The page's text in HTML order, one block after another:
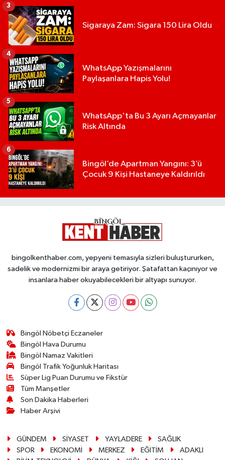
Sigaraya Zam: Sigara 150 Lira Oldu
3
WhatsApp Yazışmalarını
Paylaşanlara Hapis Yolu!
4
WhatsApp'ta Bu 3 Ayarı Açmayanlar
Risk Altında
5
Bingöl’de Apartman Yangını: 3’ü
Çocuk 9 Kişi Hastaneye Kaldırıldı
6
bingolkenthaber.com, yepyeni temasıyla sizleri buluştururken,
sadelik ve modernizmi bir araya getiriyor. Şatafattan kaçınıyor ve
insanlara haber okuyabilecekleri bir altyapı sunuyor.
Bingöl Nöbetçi Eczaneler
Bingöl Hava Durumu
Bingöl Namaz Vakitleri
Bingöl Trafik Yoğunluk Haritası
Süper Lig Puan Durumu ve Fikstür
Tüm Manşetler
Son Dakika Haberleri
Haber Arşivi
GÜNDEM SİYASET YAYLADERE
SAĞLIK
SPOR
EKONOMİ MERKEZ EĞİTİM
ADAKLI